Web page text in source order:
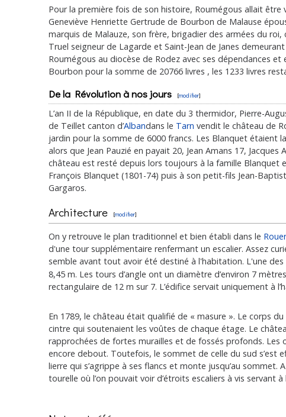
Pour la première fois de son histoire, Roumégous allait
Geneviève Henriette Gertrude de Bourbon de Malause
marquis de Malauze, son frère, brigadier des armées du
Truel seigneur de Lagarde et Saint-Jean de Janes
Roumégous au diocèse de Rodez avec ses dépendances
Bourbon pour la somme de 20766 livres , les 1233 livres
De la Révolution à nos jours [modifier]
L’an II de la République, en date du 3 thermidor, Pierre-
de Teillet canton d’Albandans le Tarn vendit le château de
jardin pour la somme de 6000 francs. Les Blanquet étaient
alors que Jean Pauzié en payait 20, Jean Amans 17,
château est resté depuis lors toujours à la famille Blanquet
François Blanquet (1801-74) puis à son petit-fils Jean-
Gargaros.
Architecture [modifier]
On y retrouve le plan traditionnel et bien établi dans le
d'une tour supplémentaire renfermant un escalier. Assez
semble avant tout avoir été destiné à l'habitation. L'une
8,45 m. Les tours d’angle ont un diamètre d’environ 7
rectangulaire de 12 m sur 7. L’édifice servait uniquement à
En 1789, le château était qualifié de « masure ». Le corps
cintre qui soutenaient les voûtes de chaque étage. Le
rapprochées de fortes murailles et de fossés profonds. Les
encore debout. Toutefois, le sommet de celle du sud s’est
lierre qui s’agrippe à ses flancs et monte jusqu’au sommet.
tourelle où l’on pouvait voir d’étroits escaliers à vis servant